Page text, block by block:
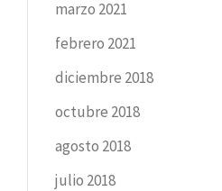
marzo 2021
febrero 2021
diciembre 2018
octubre 2018
agosto 2018
julio 2018